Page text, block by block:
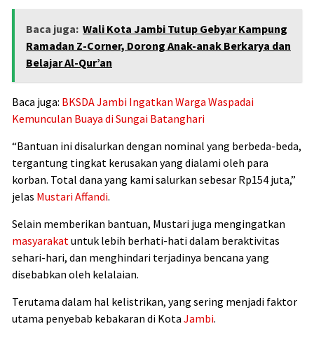
Baca juga: Wali Kota Jambi Tutup Gebyar Kampung
Ramadan Z-Corner, Dorong Anak-anak Berkarya dan
Belajar Al-Qur’an
Baca juga: BKSDA Jambi Ingatkan Warga Waspadai
Kemunculan Buaya di Sungai Batanghari
“Bantuan ini disalurkan dengan nominal yang berbeda-beda,
tergantung tingkat kerusakan yang dialami oleh para
korban. Total dana yang kami salurkan sebesar Rp154 juta,”
jelas Mustari Affandi.
Selain memberikan bantuan, Mustari juga mengingatkan
masyarakatuntuk lebih berhati-hati dalam beraktivitas
sehari-hari, dan menghindari terjadinya bencana yang
disebabkan oleh kelalaian.
Terutama dalam hal kelistrikan, yang sering menjadi faktor
utama penyebab kebakaran di Kota Jambi.